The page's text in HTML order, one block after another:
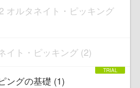
オルタネイト・ピッキング
イト・ピッキング (2)
ングの基礎 (1)